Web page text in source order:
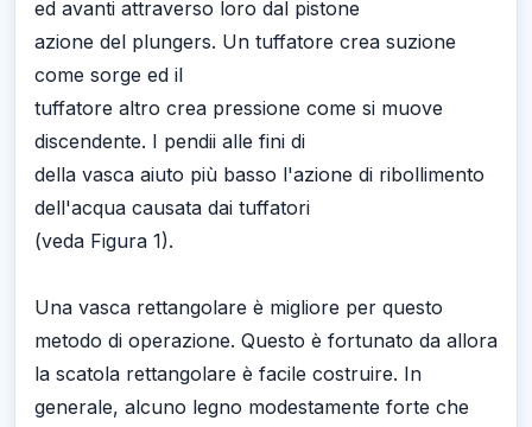
ed avanti attraverso loro dal pistone
azione del plungers. Un tuffatore crea suzione
come sorge ed il
tuffatore altro crea pressione come si muove
discendente. I pendii alle fini di
della vasca aiuto più basso l'azione di ribollimento
dell'acqua causata dai tuffatori
(veda Figura 1).
Una vasca rettangolare è migliore per questo
metodo di operazione. Questo è fortunato da allora
la scatola rettangolare è facile costruire. In
generale, alcuno legno modestamente forte che